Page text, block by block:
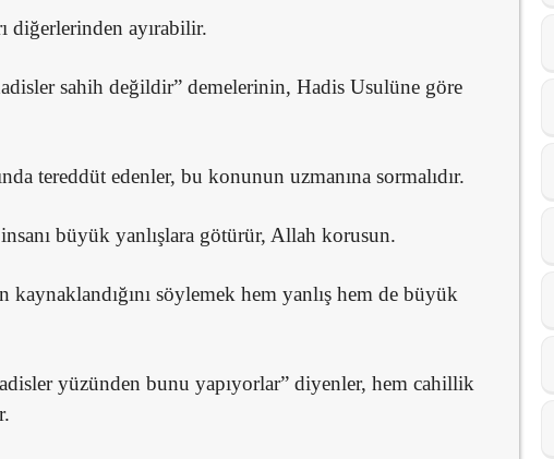
diğerlerinden ayırabilir.
sahih değildir” demelerinin, Hadis Usulüne göre
tereddüt edenler, bu konunun uzmanına sormalıdır.
büyük yanlışlara götürür, Allah korusun.
kaynaklandığını söylemek hem yanlış hem de büyük
yüzünden bunu yapıyorlar” diyenler, hem cahillik